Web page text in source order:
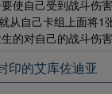
使自己受到战斗伤
从自己卡组上面将1
的对自己的战斗伤害
印的艾库佐迪亚